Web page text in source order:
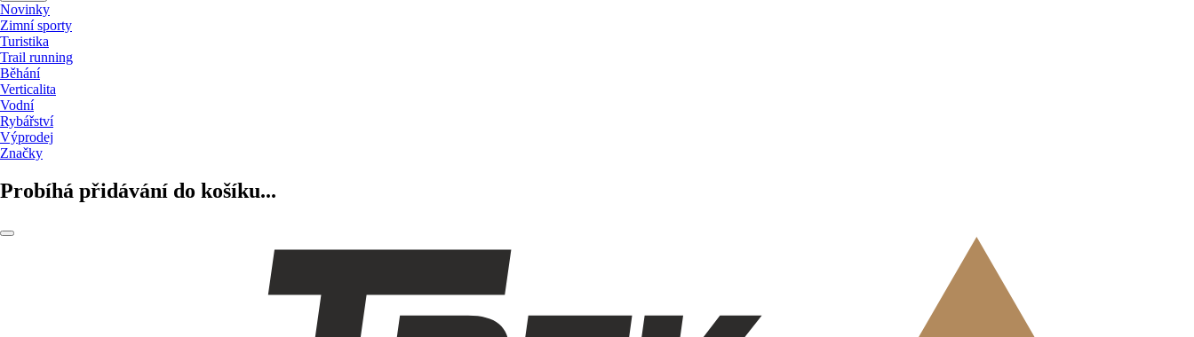
Novinky
Zimní sporty
Turistika
Trail running
Běhání
Verticalita
Vodní
Rybářství
Výprodej
Značky
Probíhá přidávání do košíku...